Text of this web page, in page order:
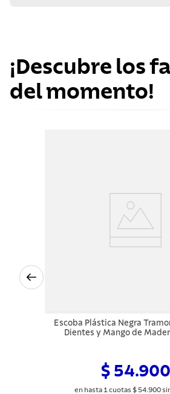
¡Descubre los
del momento!
Escoba Plástica Negra
Dientes y Mango de
$ 54.900
en hasta 1 cuotas $ 54.900